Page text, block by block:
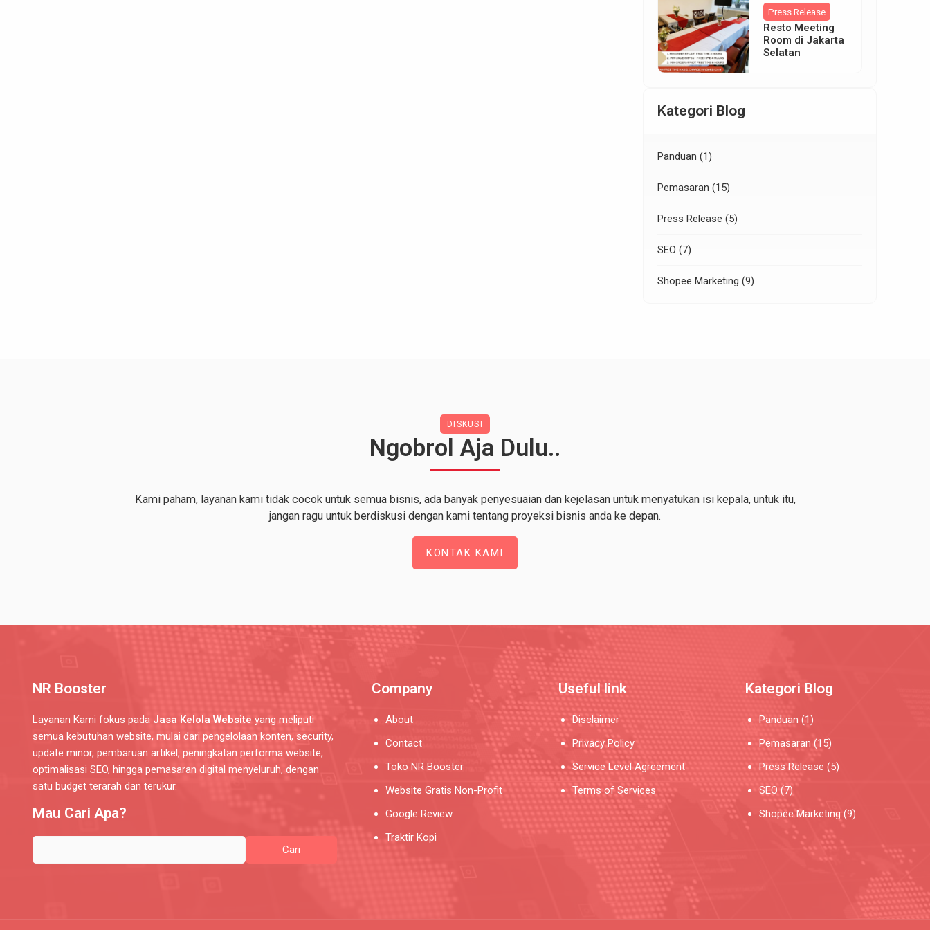
Anda Jadi Juara
Lokal!
Press Release
Resto Meeting
Room di Jakarta
Selatan
Kategori Blog
Panduan (1)
Pemasaran (15)
Press Release (5)
SEO (7)
Shopee Marketing (9)
DISKUSI
Ngobrol Aja Dulu..
Kami paham, layanan kami tidak cocok untuk semua bisnis, ada banyak penyesuaian dan kejelasan untuk menyatukan isi kepala, untuk itu,
jangan ragu untuk berdiskusi dengan kami tentang proyeksi bisnis anda ke depan.
KONTAK KAMI
NR Booster
Layanan Kami fokus pada Jasa Kelola Website yang meliputi
semua kebutuhan website, mulai dari pengelolaan konten, security,
update minor, pembaruan artikel, peningkatan performa website,
optimalisasi SEO, hingga pemasaran digital menyeluruh, dengan
satu budget terarah dan terukur.
Mau Cari Apa?
Company
About
Contact
Toko NR Booster
Website Gratis Non-Profit
Google Review
Traktir Kopi
Useful link
Disclaimer
Privacy Policy
Service Level Agreement
Terms of Services
Kategori Blog
Panduan (1)
Pemasaran (15)
Press Release (5)
SEO (7)
Shopee Marketing (9)